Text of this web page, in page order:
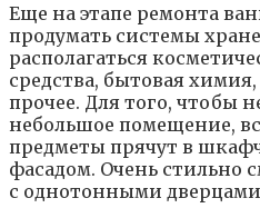
Еще на этапе ремонта
продумать системы
располагаться
средства, бытовая
прочее. Для того, чтобы
небольшое помещение,
предметы прячут в
фасадом. Очень стильно
с однотонными